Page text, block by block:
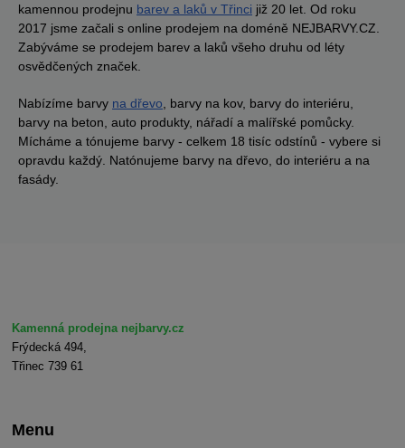
kamennou prodejnu barev a laků v Třinci již 20 let. Od roku
2017 jsme začali s online prodejem na doméně NEJBARVY.CZ.
Zabýváme se prodejem barev a laků všeho druhu od léty
osvědčených značek.
Nabízíme barvy na dřevo , barvy na kov, barvy do interiéru,
barvy na beton, auto produkty, nářadí a malířské pomůcky.
Mícháme a tónujeme barvy - celkem 18 tisíc odstínů - vybere si
opravdu každý. Natónujeme barvy na dřevo, do interiéru a na
fasády.
Kamenná prodejna nejbarvy.cz
Frýdecká 494,
Třinec 739 61
Menu